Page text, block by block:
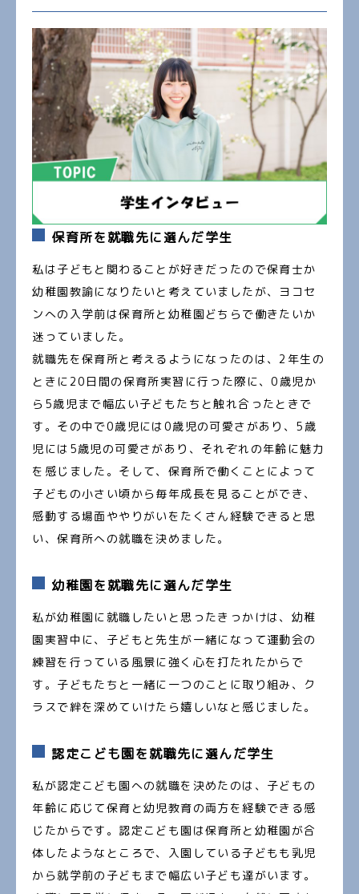
保育所を就職先に選んだ学生
私は子どもと関わることが好きだったので保育士か
幼稚園教諭になりたいと考えていましたが、ヨコセ
ンへの入学前は保育所と幼稚園どちらで働きたいか
迷っていました。
就職先を保育所と考えるようになったのは、2年生の
ときに20日間の保育所実習に行った際に、0歳児か
ら5歳児まで幅広い子どもたちと触れ合ったときで
す。その中で0歳児には0歳児の可愛さがあり、5歳
児には5歳児の可愛さがあり、それぞれの年齢に魅力
を感じました。そして、保育所で働くことによって
子どもの小さい頃から毎年成長を見ることができ、
感動する場面ややりがいをたくさん経験できると思
い、保育所への就職を決めました。
幼稚園を就職先に選んだ学生
私が幼稚園に就職したいと思ったきっかけは、幼稚
園実習中に、子どもと先生が一緒になって運動会の
練習を行っている風景に強く心を打たれたからで
す。子どもたちと一緒に一つのことに取り組み、ク
ラスで絆を深めていけたら嬉しいなと感じました。
認定こども園を就職先に選んだ学生
私が認定こども園への就職を決めたのは、子どもの
年齢に応じて保育と幼児教育の両方を経験できる感
じたからです。認定こども園は保育所と幼稚園が合
体したようなところで、入園している子どもも乳児
から就学前の子どもまで幅広い子ども達がいます。